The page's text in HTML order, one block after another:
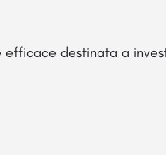
efficace destinata a